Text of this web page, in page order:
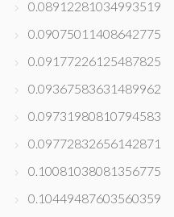
0.08912281034993519
0.09075011408642775
0.09177226125487825
0.09367583631489962
0.09731980810794583
0.09772832656142871
0.10081038081356775
0.10449487603560359